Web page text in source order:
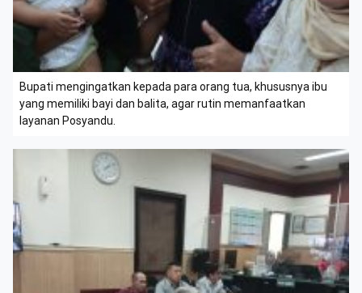
Bupati mengingatkan kepada para orang tua, khususnya ibu
yang memiliki bayi dan balita, agar rutin memanfaatkan
layanan Posyandu.